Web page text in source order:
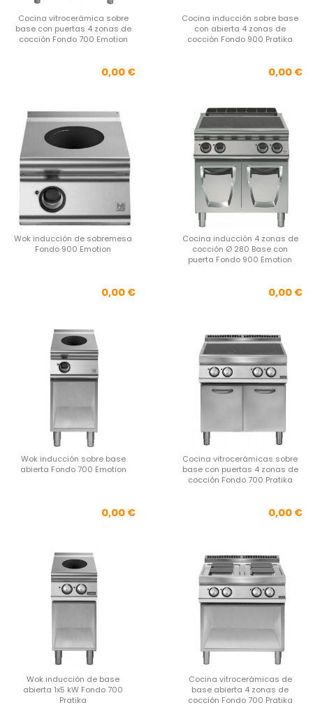
Cocina vitrocerámica sobre
base con puertas 4 zonas de
cocción Fondo 700 Emotion
Precio
0,00 €
Cocina inducción sobre base
con abierta 4 zonas de
cocción Fondo 900 Pratika
0,00 €
Wok inducción de sobremesa
Fondo 900 Emotion
Precio
0,00 €
Cocina inducción 4 zonas de
cocción Ø 280 Base con
puerta Fondo 900 Emotion
0,00 €
Wok inducción sobre base
abierta Fondo 700 Emotion
Precio
0,00 €
Cocina vitrocerámicas sobre
base con puertas 4 zonas de
cocción Fondo 700 Pratika
0,00 €
Wok inducción de base
abierta 1x5 kW Fondo 700
Pratika
Cocina vitrocerámicas de
base abierta 4 zonas de
cocción Fondo 700 Pratika